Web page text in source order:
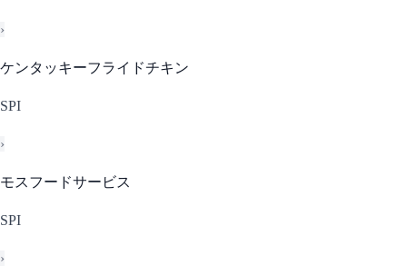
›
ケンタッキーフライドチキン
SPI
›
モスフードサービス
SPI
›